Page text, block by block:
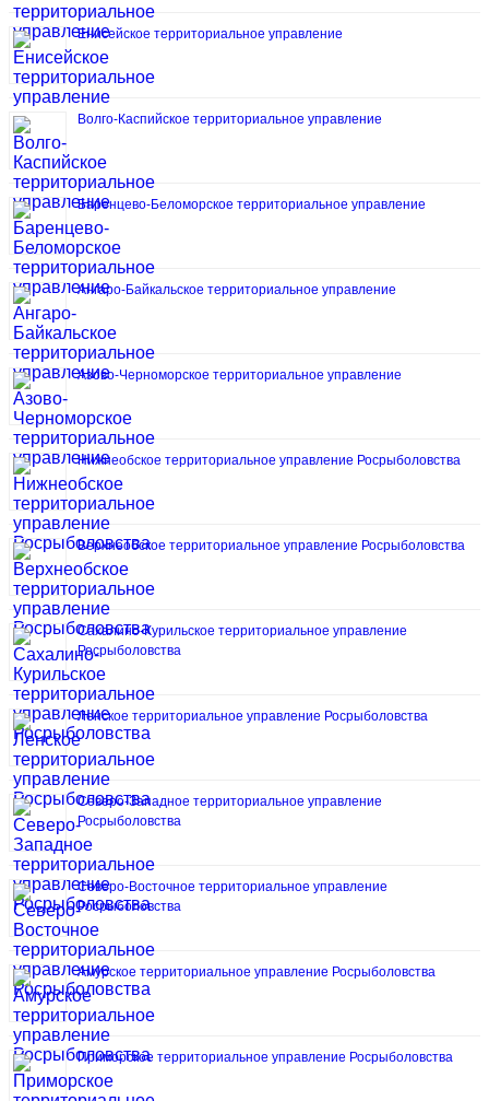
Енисейское территориальное управление
Волго-Каспийское территориальное управление
Баренцево-Беломорское территориальное управление
Ангаро-Байкальское территориальное управление
Азово-Черноморское территориальное управление
Нижнеобское территориальное управление Росрыболовства
Верхнеобское территориальное управление Росрыболовства
Сахалино-Курильское территориальное управление
Росрыболовства
Ленское территориальное управление Росрыболовства
Северо-Западное территориальное управление
Росрыболовства
Северо-Восточное территориальное управление
Росрыболовства
Амурское территориальное управление Росрыболовства
Приморское территориальное управление Росрыболовства